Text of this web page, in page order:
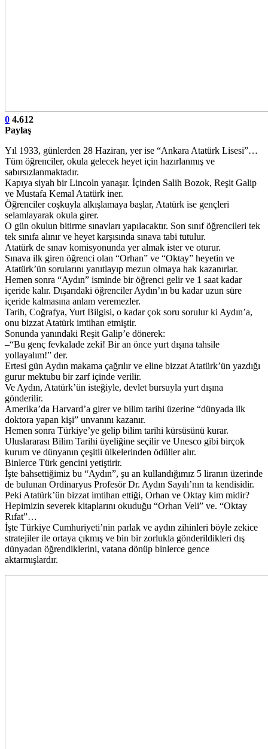
0 4.612
Paylaş
Yıl 1933, günlerden 28 Haziran, yer ise “Ankara Atatürk Lisesi”…
Tüm öğrenciler, okula gelecek heyet için hazırlanmış ve
sabırsızlanmaktadır.
Kapıya siyah bir Lincoln yanaşır. İçinden Salih Bozok, Reşit Galip
ve Mustafa Kemal Atatürk iner.
Öğrenciler coşkuyla alkışlamaya başlar, Atatürk ise gençleri
selamlayarak okula girer.
O gün okulun bitirme sınavları yapılacaktır. Son sınıf öğrencileri tek
tek sınıfa alınır ve heyet karşısında sınava tabi tutulur.
Atatürk de sınav komisyonunda yer almak ister ve oturur.
Sınava ilk giren öğrenci olan “Orhan” ve “Oktay” heyetin ve
Atatürk’ün sorularını yanıtlayıp mezun olmaya hak kazanırlar.
Hemen sonra “Aydın” isminde bir öğrenci gelir ve 1 saat kadar
içeride kalır. Dışarıdaki öğrenciler Aydın’ın bu kadar uzun süre
içeride kalmasına anlam veremezler.
Tarih, Coğrafya, Yurt Bilgisi, o kadar çok soru sorulur ki Aydın’a,
onu bizzat Atatürk imtihan etmiştir.
Sonunda yanındaki Reşit Galip’e dönerek:
–“Bu genç fevkalade zeki! Bir an önce yurt dışına tahsile
yollayalım!” der.
Ertesi gün Aydın makama çağrılır ve eline bizzat Atatürk’ün yazdığı
gurur mektubu bir zarf içinde verilir.
Ve Aydın, Atatürk’ün isteğiyle, devlet bursuyla yurt dışına
gönderilir.
Amerika’da Harvard’a girer ve bilim tarihi üzerine “dünyada ilk
doktora yapan kişi” unvanını kazanır.
Hemen sonra Türkiye’ye gelip bilim tarihi kürsüsünü kurar.
Uluslararası Bilim Tarihi üyeliğine seçilir ve Unesco gibi birçok
kurum ve dünyanın çeşitli ülkelerinden ödüller alır.
Binlerce Türk gencini yetiştirir.
İşte bahsettiğimiz bu “Aydın”, şu an kullandığımız 5 liranın üzerinde
de bulunan Ordinaryus Profesör Dr. Aydın Sayılı’nın ta kendisidir.
Peki Atatürk’ün bizzat imtihan ettiği, Orhan ve Oktay kim midir?
Hepimizin severek kitaplarını okuduğu “Orhan Veli” ve. “Oktay
Rıfat”…
İşte Türkiye Cumhuriyeti’nin parlak ve aydın zihinleri böyle zekice
stratejiler ile ortaya çıkmış ve bin bir zorlukla gönderildikleri dış
dünyadan öğrendiklerini, vatana dönüp binlerce gence
aktarmışlardır.